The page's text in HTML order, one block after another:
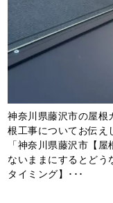
神奈川県藤沢市の屋根
根工事についてお伝
「神奈川県藤沢市【
ないままにするとど
タイミング】･･･